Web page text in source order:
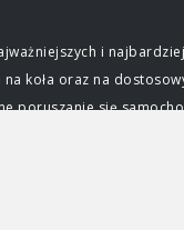
i
na koła oraz na
poruszanie się